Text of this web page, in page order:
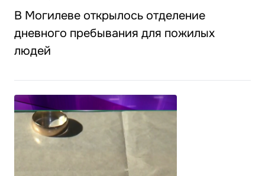
В Могилеве открылось отделение
дневного пребывания для пожилых
людей